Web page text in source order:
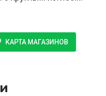
КАРТА МАГАЗИНОВ